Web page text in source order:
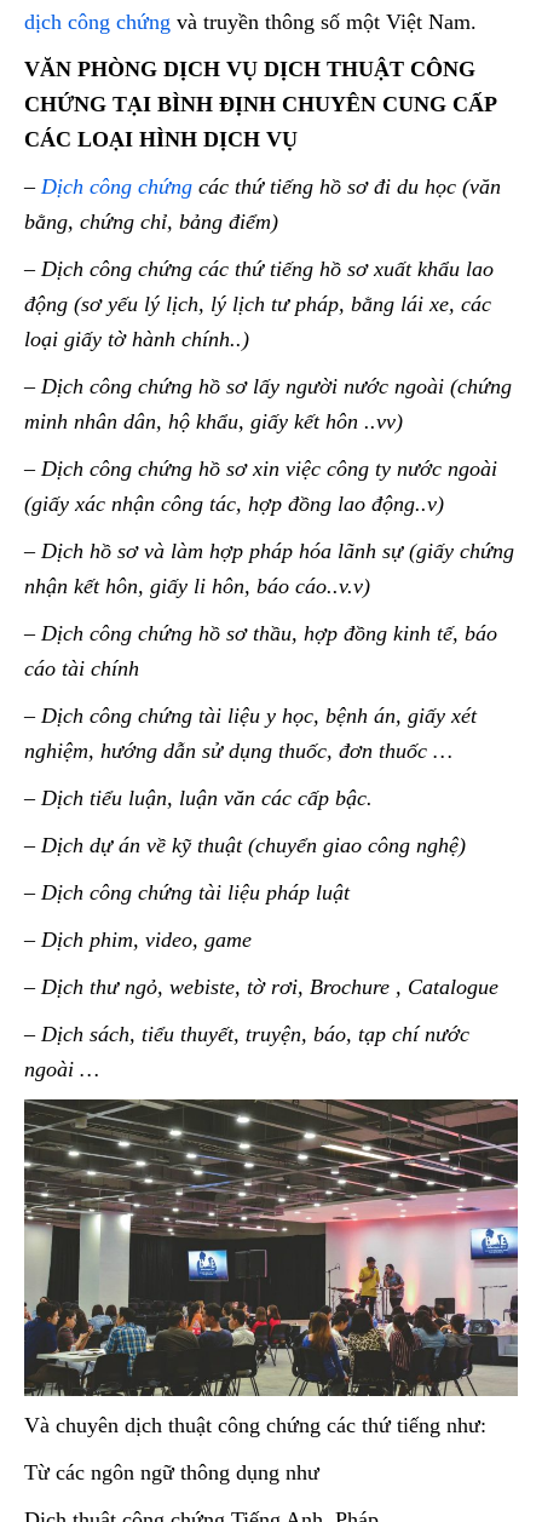
dịch công chứng và truyền thông số một Việt Nam.
VĂN PHÒNG DỊCH VỤ DỊCH THUẬT CÔNG
CHỨNG TẠI BÌNH ĐỊNH CHUYÊN CUNG CẤP
CÁC LOẠI HÌNH DỊCH VỤ
–Dịch công chứng các thứ tiếng hồ sơ đi du học (văn
bằng, chứng chỉ, bảng điểm)
– Dịch công chứng các thứ tiếng hồ sơ xuất khẩu lao
động (sơ yếu lý lịch, lý lịch tư pháp, bằng lái xe, các
loại giấy tờ hành chính..)
– Dịch công chứng hồ sơ lấy người nước ngoài (chứng
minh nhân dân, hộ khẩu, giấy kết hôn ..vv)
– Dịch công chứng hồ sơ xin việc công ty nước ngoài
(giấy xác nhận công tác, hợp đồng lao động..v)
– Dịch hồ sơ và làm hợp pháp hóa lãnh sự (giấy chứng
nhận kết hôn, giấy li hôn, báo cáo..v.v)
– Dịch công chứng hồ sơ thầu, hợp đồng kinh tế, báo
cáo tài chính
– Dịch công chứng tài liệu y học, bệnh án, giấy xét
nghiệm, hướng dẫn sử dụng thuốc, đơn thuốc …
– Dịch tiểu luận, luận văn các cấp bậc.
– Dịch dự án về kỹ thuật (chuyển giao công nghệ)
– Dịch công chứng tài liệu pháp luật
– Dịch phim, video, game
– Dịch thư ngỏ, webiste, tờ rơi, Brochure , Catalogue
– Dịch sách, tiểu thuyết, truyện, báo, tạp chí nước
ngoài …
Và chuyên dịch thuật công chứng các thứ tiếng như:
Từ các ngôn ngữ thông dụng như